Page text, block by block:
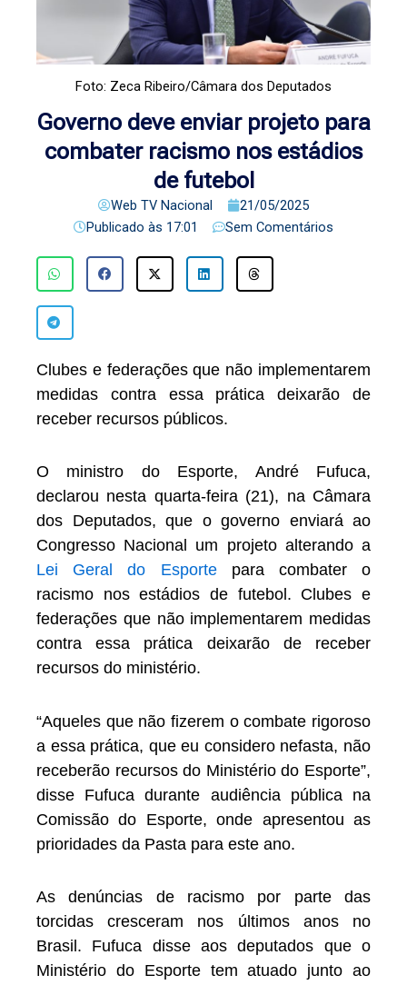
Foto: Zeca Ribeiro/Câmara dos Deputados
Governo deve enviar projeto para
combater racismo nos estádios
de futebol
Web TV Nacional
21/05/2025
Publicado às 17:01 Sem Comentários
Clubes e federações que não implementarem
medidas contra essa prática deixarão de
receber recursos públicos.
O ministro do Esporte, André Fufuca,
declarou nesta quarta-feira (21), na Câmara
dos Deputados, que o governo enviará ao
Congresso Nacional um projeto alterando a
Lei Geral do Esportepara combater o
racismo nos estádios de futebol. Clubes e
federações que não implementarem medidas
contra essa prática deixarão de receber
recursos do ministério.
“Aqueles que não fizerem o combate rigoroso
a essa prática, que eu considero nefasta, não
receberão recursos do Ministério do Esporte”,
disse Fufuca durante audiência pública na
Comissão do Esporte, onde apresentou as
prioridades da Pasta para este ano.
As denúncias de racismo por parte das
torcidas cresceram nos últimos anos no
Brasil. Fufuca disse aos deputados que o
Ministério do Esporte tem atuado junto ao